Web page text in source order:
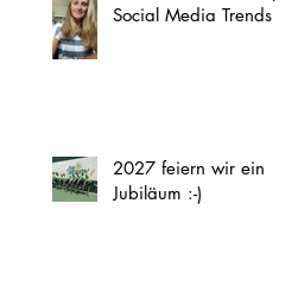
Social Media Trends
2027 feiern wir ein
Jubiläum :-)